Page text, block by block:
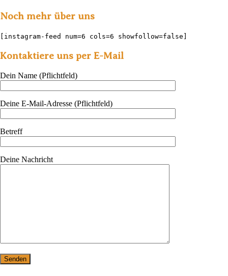
Noch mehr über uns
[instagram-feed num=6 cols=6 showfollow=false]
Kontaktiere uns per E-Mail
Dein Name (Pflichtfeld)
Deine E-Mail-Adresse (Pflichtfeld)
Betreff
Deine Nachricht